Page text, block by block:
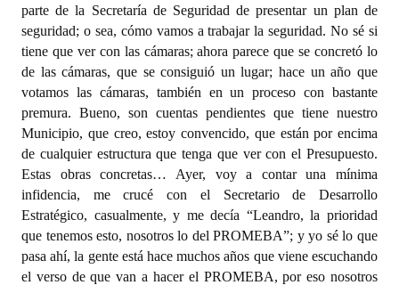
parte de la Secretaría de Seguridad de presentar un plan de
seguridad; o sea, cómo vamos a trabajar la seguridad. No sé si
tiene que ver con las cámaras; ahora parece que se concretó lo
de las cámaras, que se consiguió un lugar; hace un año que
votamos las cámaras, también en un proceso con bastante
premura. Bueno, son cuentas pendientes que tiene nuestro
Municipio, que creo, estoy convencido, que están por encima
de cualquier estructura que tenga que ver con el Presupuesto.
Estas obras concretas… Ayer, voy a contar una mínima
infidencia, me crucé con el Secretario de Desarrollo
Estratégico, casualmente, y me decía “Leandro, la prioridad
que tenemos esto, nosotros lo del PROMEBA”; y yo sé lo que
pasa ahí, la gente está hace muchos años que viene escuchando
el verso de que van a hacer el PROMEBA, por eso nosotros